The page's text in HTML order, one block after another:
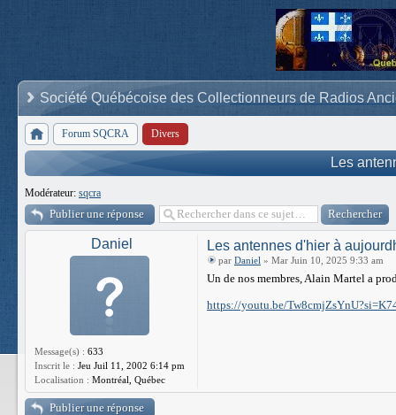
Société Québécoise des Collectionneurs de Radios
Forum SQCRA Divers
Les
Modérateur: sqcra
Publier une réponse
Daniel
Message(s) : 633
Inscrit le : Jeu Juil 11, 2002 6:14 pm
Localisation : Montréal, Québec
Les antennes d'hier à
par Daniel » Mar Juin 10, 2025 9:33 am
Un de nos membres, Alain Martel a
https://youtu.be/
Publier une réponse